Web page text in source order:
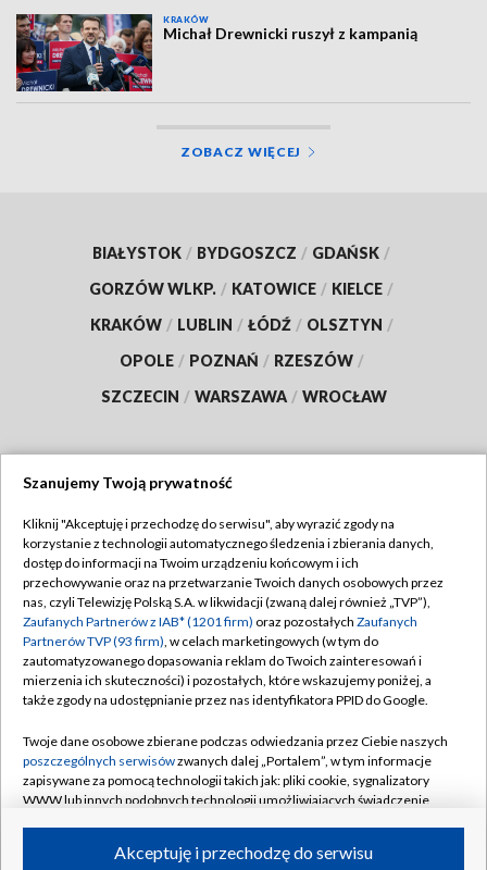
KRAKÓW
Michał Drewnicki ruszył z kampanią
ZOBACZ WIĘCEJ
BIAŁYSTOK / BYDGOSZCZ / GDAŃSK /
GORZÓW WLKP. / KATOWICE / KIELCE /
KRAKÓW / LUBLIN / ŁÓDŹ / OLSZTYN /
OPOLE / POZNAŃ / RZESZÓW /
SZCZECIN / WARSZAWA / WROCŁAW
TVP
Abonament TVP
Emisja w TVP
Centrum informacji TVP
Naziemna Telewizja Cyfrowa
Rada Programowa
System NOS
Informacje o nadawcy
Program dla prasy
Regulamin TVP
Polityka prywatności
Moje zgody
Pomoc
Kontakt
Kanały
Szanujemy Twoją prywatność
Kliknij "Akceptuję i przechodzę do serwisu", aby wyrazić zgody na
korzystanie z technologii automatycznego śledzenia i zbierania danych,
dostęp do informacji na Twoim urządzeniu końcowym i ich
przechowywanie oraz na przetwarzanie Twoich danych osobowych przez
nas, czyli Telewizję Polską S.A. w likwidacji (zwaną dalej również „TVP”),
Zaufanych Partnerów z IAB* (1201 firm) oraz pozostałych Zaufanych
Partnerów TVP (93 firm), w celach marketingowych (w tym do
zautomatyzowanego dopasowania reklam do Twoich zainteresowań i
mierzenia ich skuteczności) i pozostałych, które wskazujemy poniżej, a
także zgody na udostępnianie przez nas identyfikatora PPID do Google.
Twoje dane osobowe zbierane podczas odwiedzania przez Ciebie naszych
poszczególnych serwisówzwanych dalej „Portalem”, w tym informacje
zapisywane za pomocą technologii takich jak: pliki cookie, sygnalizatory
WWW lub innych podobnych technologii umożliwiających świadczenie
ruchu w Internecie.Akceptuję i przechodzę do serwisu